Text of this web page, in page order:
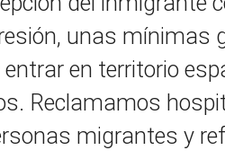
unas mínimas
en territorio
Reclamamos
migrantes y